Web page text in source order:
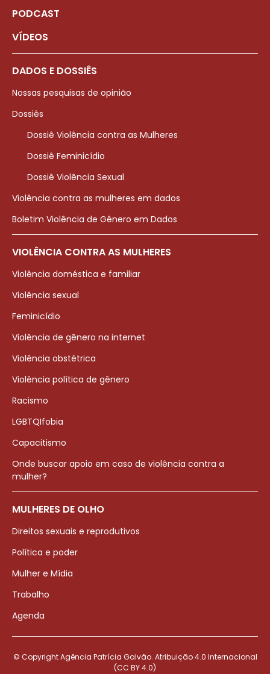
PODCAST
VÍDEOS
DADOS E DOSSIÊS
Nossas pesquisas de opinião
Dossiês
Dossiê Violência contra as Mulheres
Dossiê Feminicídio
Dossiê Violência Sexual
Violência contra as mulheres em dados
Boletim Violência de Gênero em Dados
VIOLÊNCIA CONTRA AS MULHERES
Violência doméstica e familiar
Violência sexual
Feminicídio
Violência de gênero na internet
Violência obstétrica
Violência política de gênero
Racismo
LGBTQIfobia
Capacitismo
Onde buscar apoio em caso de violência contra a
mulher?
MULHERES DE OLHO
Direitos sexuais e reprodutivos
Política e poder
Mulher e Mídia
Trabalho
Agenda
© Copyright Agência Patrícia Galvão. Atribuição 4.0 Internacional
(CC BY 4.0)